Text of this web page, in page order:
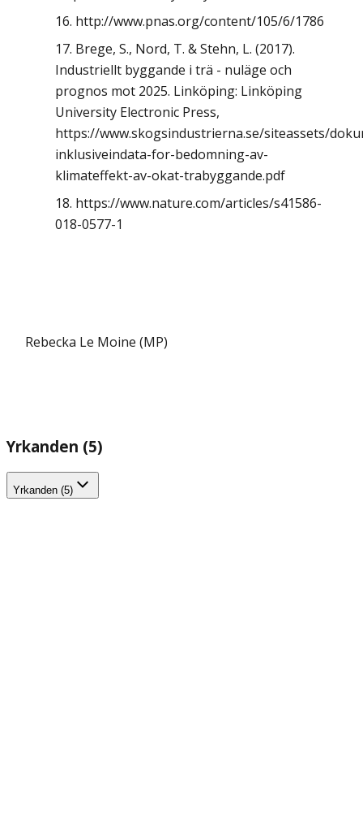
http://www.pnas.org/content/105/6/1786
Brege, S., Nord, T. & Stehn, L. (2017).
Industriellt byggande i trä - nuläge och
prognos mot 2025. Linköping: Linköping
University Electronic Press,
https://www.skogsindustrierna.se/siteassets/
inklusiveindata-for-bedomning-av-
klimateffekt-av-okat-trabyggande.pdf
https://www.nature.com/articles/s41586-
018-0577-1
Rebecka Le Moine (MP)
Yrkanden (5)
Yrkanden (5)